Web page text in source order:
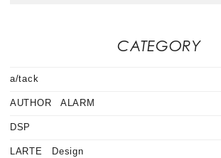
CATEGORY
a/tack
AUTHOR ALARM
DSP
LARTE Design